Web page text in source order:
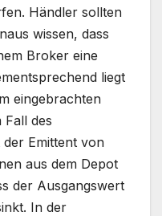
Händler sollten
wissen, dass
Broker eine
liegt
eingebrachten
Fall des
Emittent von
aus dem Depot
der Ausgangswert
In der